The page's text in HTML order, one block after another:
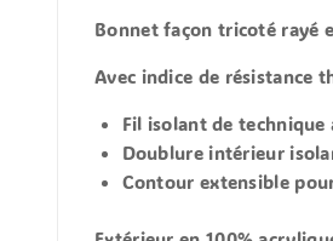
Bonnet façon tricoté rayé
Avec indice de résistance
Fil isolant de technique
Doublure intérieur
Contour extensible